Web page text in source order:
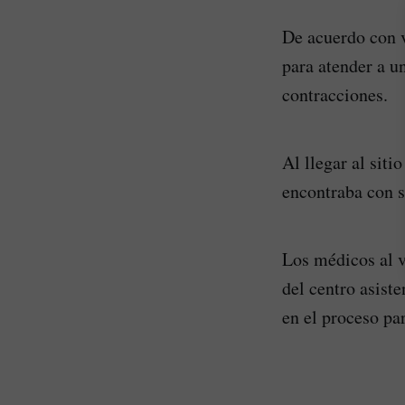
De acuerdo
para atender a
contracciones.
Al llegar al sitio
encontraba con
Los médicos al
del centro
en el proceso